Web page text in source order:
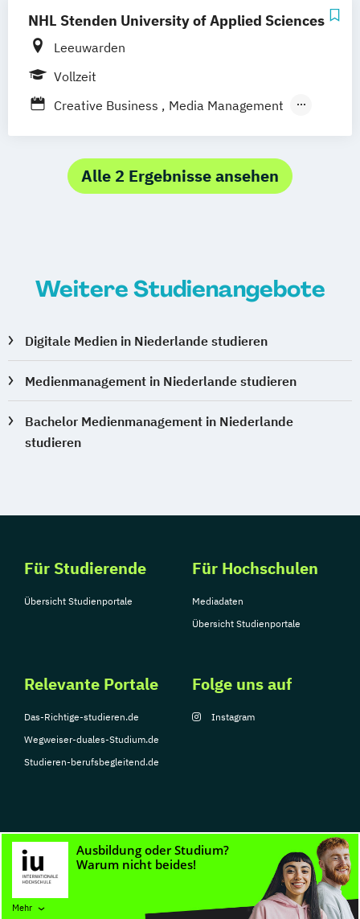
Mehr
NHL Stenden University of Applied Sciences
Leeuwarden
Vollzeit
Creative Business
Media Management
Alle 2 Ergebnisse ansehen
Weitere Studienangebote
Digitale Medien in Niederlande studieren
Medienmanagement in Niederlande studieren
Bachelor Medienmanagement in Niederlande
studieren
Für Studierende
Übersicht Studienportale
Für Hochschulen
Mediadaten
Übersicht Studienportale
Relevante Portale
Das-Richtige-studieren.de
Wegweiser-duales-Studium.de
Studieren-berufsbegleitend.de
Folge uns auf
Instagram
© Copyright 2026, TarGroup Media GmbH
Nutzungsbedingungen